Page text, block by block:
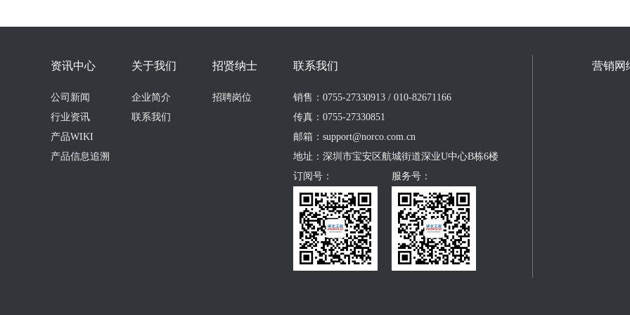
资讯中心
公司新闻
行业资讯
产品WIKI
产品信息追溯
关于我们
企业简介
联系我们
招贤纳士
招聘岗位
联系我们
销售：0755-27330913 / 010-82671166
传真：0755-27330851
邮箱：support@norco.com.cn
地址：深圳市宝安区航城街道深业U中心B栋6楼
订阅号：
服务号：
营销网